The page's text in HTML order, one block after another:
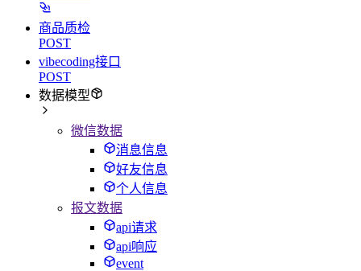
商品质检
POST
vibecoding接口
POST
数据模型
微信数据
消息信息
好友信息
个人信息
报文数据
api请求
api响应
event